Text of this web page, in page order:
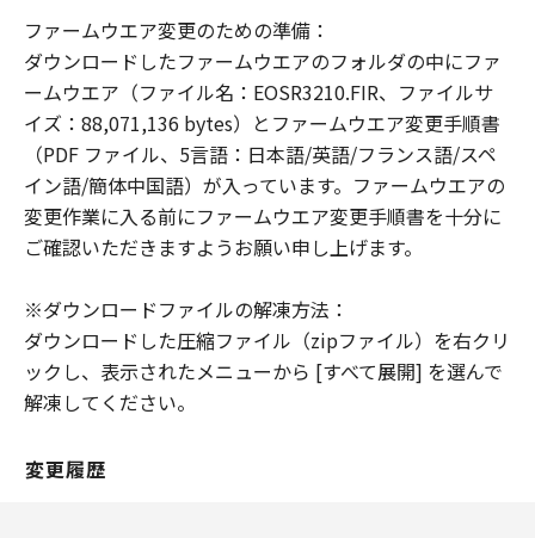
(Sept 1995).
Consistent with 48 C.F.R. 12.212 and 48
C.F.R. 227.7202-1 through 227.7202-4
(June 1995), all U.S. Government End
Users shall acquire the Software with
only those rights set forth herein.
Manufacturer is Canon Inc./30-2,
Shimomaruko 3-chome, Ohta-ku, Tokyo
146-8501, Japan.
本条項中で使用される"the Software"と
は、「本契約」中で定義される「許諾ソフ
トウェア」を意味し、指し示すものとしま
す。
「本契約」のいずれかの条項またはその一
ファームウエア変更のための準備：
ダウンロードしたファームウエアのフォルダの中にファ
ームウエア（ファイル名：EOSR3210.FIR、ファイルサ
イズ：88,071,136 bytes）とファームウエア変更手順書
（PDF ファイル、5言語：日本語/英語/フランス語/スペ
イン語/簡体中国語）が入っています。ファームウエアの
変更作業に入る前にファームウエア変更手順書を十分に
ご確認いただきますようお願い申し上げます。
※ダウンロードファイルの解凍方法：
ダウンロードした圧縮ファイル（zipファイル）を右クリ
ックし、表示されたメニューから [すべて展開] を選んで
解凍してください。
変更履歴